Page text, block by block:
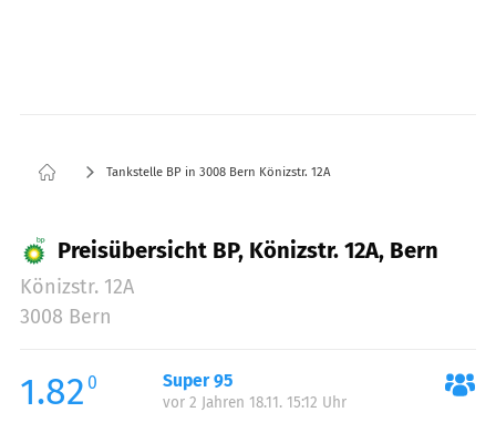
Tankstelle BP in 3008 Bern Könizstr. 12A
Preisübersicht BP, Könizstr. 12A, Bern
Könizstr. 12A
3008 Bern
1.82 0 Super 95
vor 2 Jahren 18.11. 15:12 Uhr